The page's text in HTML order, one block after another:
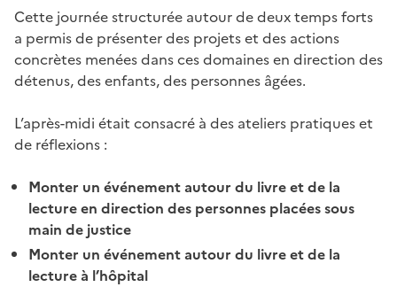
Cette journée structurée autour de deux temps forts
a permis de présenter des projets et des actions
concrètes menées dans ces domaines en direction des
détenus, des enfants, des personnes âgées.
L’après-midi était consacré à des ateliers pratiques et
de réflexions :
Monter un événement autour du livre et de la
lecture en direction des personnes placées sous
main de justice
Monter un événement autour du livre et de la
lecture à l’hôpital